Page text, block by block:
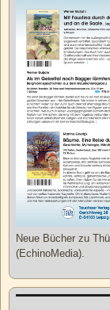
Neue Bücher zu
(EchinoMedia).